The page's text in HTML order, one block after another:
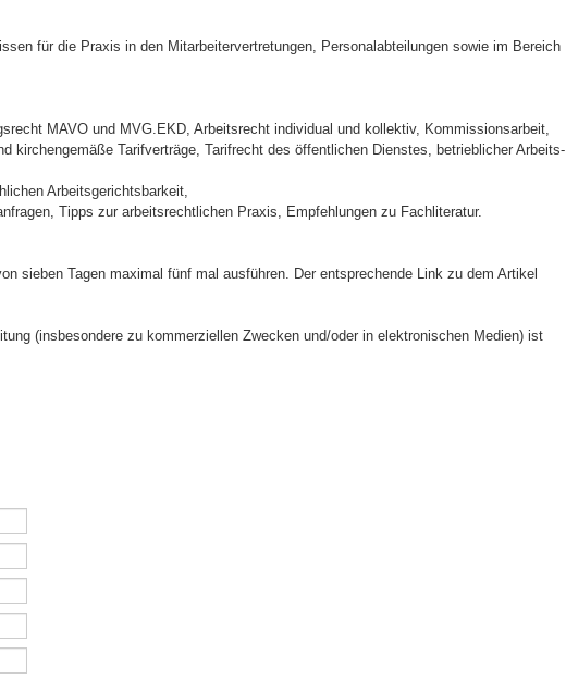
für die Praxis in den Mitarbeitervertretungen, Personalabteilungen sowie im Bereich
MAVO und MVG.EKD, Arbeitsrecht individual und kollektiv, Kommissionsarbeit,
kirchengemäße Tarifverträge, Tarifrecht des öffentlichen Dienstes, betrieblicher Arbeits-
Arbeitsgerichtsbarkeit,
Tipps zur arbeitsrechtlichen Praxis, Empfehlungen zu Fachliteratur.
sieben Tagen maximal fünf mal ausführen. Der entsprechende Link zu dem Artikel
(insbesondere zu kommerziellen Zwecken und/oder in elektronischen Medien) ist